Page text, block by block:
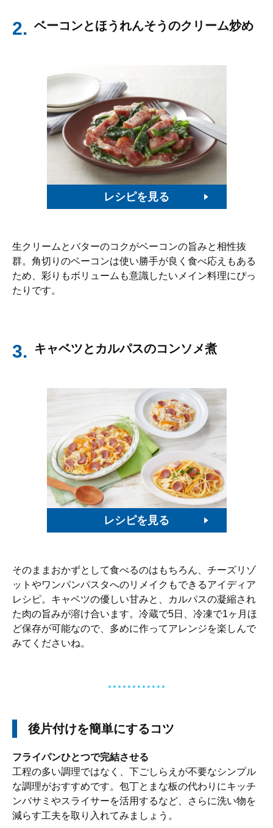
2. ベーコンとほうれんそうのクリーム炒め
レシピを見る
生クリームとバターのコクがベーコンの旨みと相性抜
群。角切りのベーコンは使い勝手が良く食べ応えもある
ため、彩りもボリュームも意識したいメイン料理にぴっ
たりです。
3. キャベツとカルパスのコンソメ煮
レシピを見る
そのままおかずとして食べるのはもちろん、チーズリゾ
ットやワンパンパスタへのリメイクもできるアイディア
レシピ。キャベツの優しい甘みと、カルパスの凝縮され
た肉の旨みが溶け合います。冷蔵で5日、冷凍で1ヶ月ほ
ど保存が可能なので、多めに作ってアレンジを楽しんで
みてくださいね。
後片付けを簡単にするコツ
フライパンひとつで完結させる
工程の多い調理ではなく、下ごしらえが不要なシンプル
な調理がおすすめです。包丁とまな板の代わりにキッチ
ンバサミやスライサーを活用するなど、さらに洗い物を
減らす工夫を取り入れてみましょう。